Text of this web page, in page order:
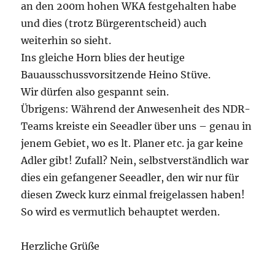
an den 200m hohen WKA festgehalten habe
und dies (trotz Bürgerentscheid) auch
weiterhin so sieht.
Ins gleiche Horn blies der heutige
Bauausschussvorsitzende Heino Stüve.
Wir dürfen also gespannt sein.
Übrigens: Während der Anwesenheit des NDR-
Teams kreiste ein Seeadler über uns – genau in
jenem Gebiet, wo es lt. Planer etc. ja gar keine
Adler gibt! Zufall? Nein, selbstverständlich war
dies ein gefangener Seeadler, den wir nur für
diesen Zweck kurz einmal freigelassen haben!
So wird es vermutlich behauptet werden.
Herzliche Grüße